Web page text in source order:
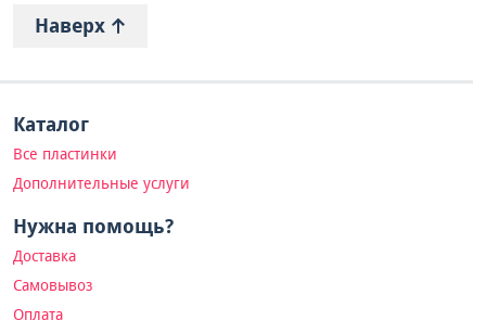
Наверх
Каталог
Все пластинки
Дополнительные услуги
Нужна помощь?
Доставка
Самовывоз
Оплата